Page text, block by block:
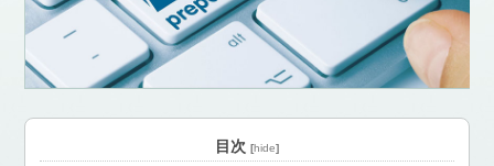
目次 [hide]